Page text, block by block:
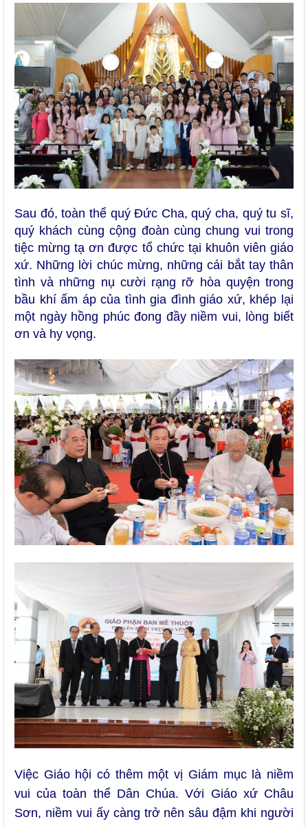
Sau đó, toàn thể quý Đức Cha, quý cha, quý tu sĩ,
quý khách cùng cộng đoàn cùng chung vui trong
tiệc mừng tạ ơn được tổ chức tại khuôn viên giáo
xứ. Những lời chúc mừng, những cái bắt tay thân
tình và những nụ cười rạng rỡ hòa quyện trong
bầu khí ấm áp của tình gia đình giáo xứ, khép lại
một ngày hồng phúc đong đầy niềm vui, lòng biết
ơn và hy vọng.
Việc Giáo hội có thêm một vị Giám mục là niềm
vui của toàn thể Dân Chúa. Với Giáo xứ Châu
Sơn, niềm vui ấy càng trở nên sâu đậm khi người